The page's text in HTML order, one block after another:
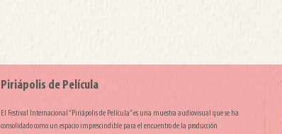
Piriápolis de Película
El Festival Internacional “Piriápolis de Película” es una muestra audiovisual que se ha
consolidado como un espacio imprescindible para el encuentro de la producción